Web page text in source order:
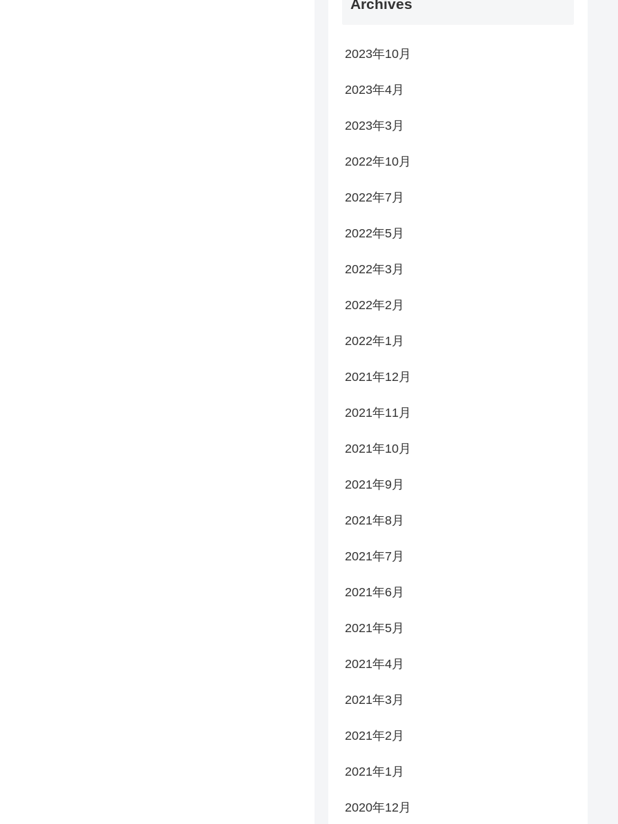
Archives
2023年10月
2023年4月
2023年3月
2022年10月
2022年7月
2022年5月
2022年3月
2022年2月
2022年1月
2021年12月
2021年11月
2021年10月
2021年9月
2021年8月
2021年7月
2021年6月
2021年5月
2021年4月
2021年3月
2021年2月
2021年1月
2020年12月